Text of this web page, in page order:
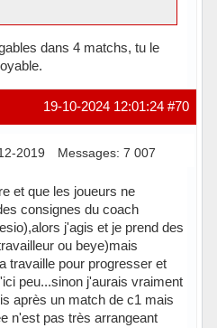
dans 4 matchs, tu le
#70
19-10-2024 12:01:24
2019 Messages: 7 007
et que les joueurs ne
consignes du coach
j'agis et je prend des
ou beye)mais
travaille pour progresser et
peu...sinon j'aurais vraiment
après un match de c1 mais
n'est pas très arrangeant